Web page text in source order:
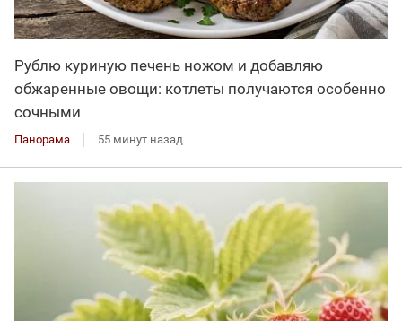
Рублю куриную печень ножом и добавляю
обжаренные овощи: котлеты получаются особенно
сочными
Панорама 55 минут назад